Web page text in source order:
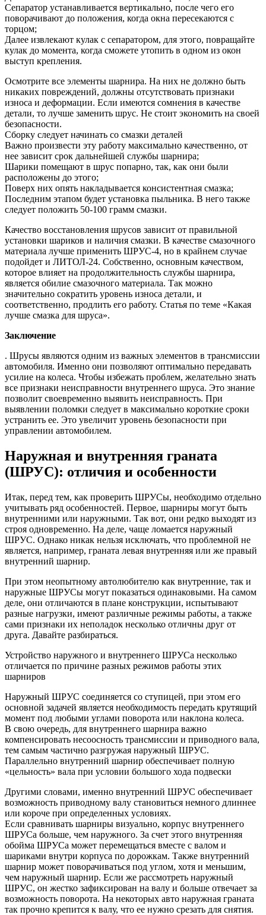
Сепаратор устанавливается вертикально, после чего его
поворачивают до положения, когда окна пересекаются с
торцом;
Далее извлекают кулак с сепаратором, для этого, повращайте
кулак до момента, когда сможете утопить в одном из окон
выступ крепления.
Осмотрите все элементы шарнира. На них не должно быть
никаких повреждений, должны отсутствовать признаки
износа и деформации. Если имеются сомнения в качестве
детали, то лучше заменить шрус. Не стоит экономить на своей
безопасности.
Сборку следует начинать со смазки деталей
Важно произвести эту работу максимально качественно, от
нее зависит срок дальнейшей службы шарнира;
Шарики помещают в шрус попарно, так, как они были
расположены до этого;
Поверх них опять накладывается консистентная смазка;
Последним этапом будет установка пыльника. В него также
следует положить 50-100 грамм смазки.
Качество восстановления шрусов зависит от правильной
установки шариков и наличия смазки. В качестве смазочного
материала лучше применить ШРУС-4, но в крайнем случае
подойдет и ЛИТОЛ-24. Собственно, основным качеством,
которое влияет на продолжительность службы шарнира,
является обилие смазочного материала. Так можно
значительно сократить уровень износа детали, и
соответственно, продлить его работу. Статья по теме «Какая
лучше смазка для шруса».
Заключение
. Шрусы являются одним из важных элементов в трансмиссии
автомобиля. Именно они позволяют оптимально передавать
усилие на колеса. Чтобы избежать проблем, желательно знать
все признаки неисправности внутреннего шруса. Это знание
позволит своевременно выявить неисправность. При
выявлении поломки следует в максимально короткие сроки
устранить ее. Это увеличит уровень безопасности при
управлении автомобилем.
Наружная и внутренняя граната
(ШРУС): отличия и особенности
Итак, перед тем, как проверить ШРУСы, необходимо отдельно
учитывать ряд особенностей. Первое, шарниры могут быть
внутренними или наружными. Так вот, они редко выходят из
строя одновременно. На деле, чаще ломается наружный
ШРУС. Однако никак нельзя исключать, что проблемной не
является, например, граната левая внутренняя или же правый
внутренний шарнир.
При этом неопытному автолюбителю как внутренние, так и
наружные ШРУСы могут показаться одинаковыми. На самом
деле, они отличаются в плане конструкции, испытывают
разные нагрузки, имеют различные режимы работы, а также
сами признаки их неполадок несколько отличны друг от
друга. Давайте разбираться.
Устройство наружного и внутреннего ШРУСа несколько
отличается по причине разных режимов работы этих
шарниров
Наружный ШРУС соединяется со ступицей, при этом его
основной задачей является необходимость передать крутящий
момент под любыми углами поворота или наклона колеса.
В свою очередь, для внутреннего шарнира важно
компенсировать несоосность трансмиссии и приводного вала,
тем самым частично разгружая наружный ШРУС.
Параллельно внутренний шарнир обеспечивает полную
«цельность» вала при условии большого хода подвески
Другими словами, именно внутренний ШРУС обеспечивает
возможность приводному валу становиться немного длиннее
или короче при определенных условиях.
Если сравнивать шарниры визуально, корпус внутреннего
ШРУСа больше, чем наружного. За счет этого внутренняя
обойма ШРУСа может перемещаться вместе с валом и
шариками внутри корпуса по дорожкам. Также внутренний
шарнир может поворачиваться под углом, хотя и меньшим,
чем наружный шарнир. Если же рассмотреть наружный
ШРУС, он жестко зафиксирован на валу и больше отвечает за
возможность поворота. На некоторых авто наружная граната
так прочно крепится к валу, что ее нужно срезать для снятия.